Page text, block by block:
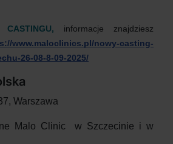
informacje znajdziesz
www.maloclinics.pl/nowy-casting-
26-08-8-09-2025/
Warszawa
Malo Clinic w Szczecinie i w